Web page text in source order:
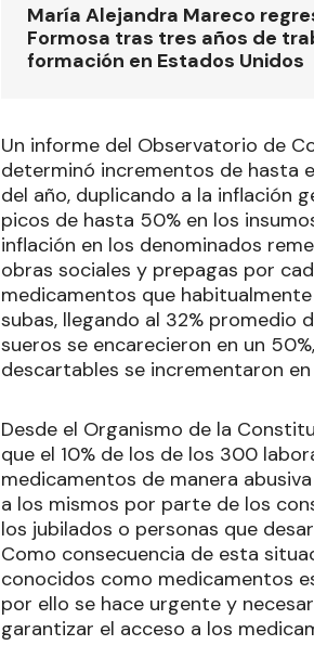
María Alejandra Mareco
Formosa tras tres años de
formación en Estados Unidos
Un informe del Observatorio de
determinó incrementos de hasta
del año, duplicando a la inflación
picos de hasta 50% en los
inflación en los denominados
obras sociales y prepagas por
medicamentos que
subas, llegando al 32% promedio
sueros se encarecieron en un
descartables se incrementaron en
Desde el Organismo de la
que el 10% de los de los 300
medicamentos de manera
a los mismos por parte de los
los jubilados o personas que
Como consecuencia de esta
conocidos como medicamentos
por ello se hace urgente y
garantizar el acceso a los